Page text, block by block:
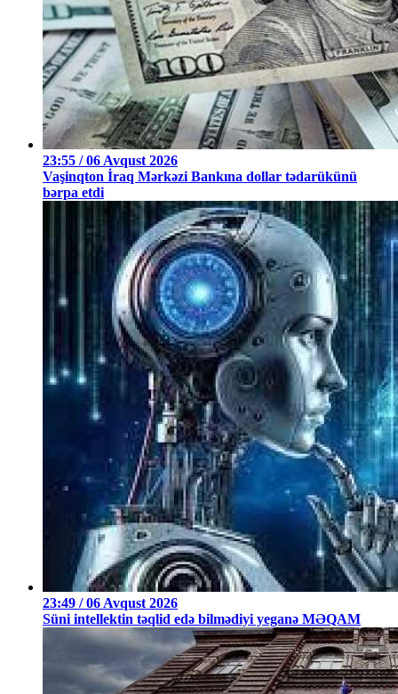
23:55 / 06 Avqust 2026
Vaşinqton İraq Mərkəzi Bankına dollar tədarükünü
bərpa etdi
23:49 / 06 Avqust 2026
Süni intellektin təqlid edə bilmədiyi yeganə MƏQAM